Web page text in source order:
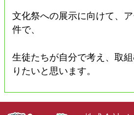
文化祭への展示に向けて、
件で、
生徒たちが自分で考え、取
りたいと思います。